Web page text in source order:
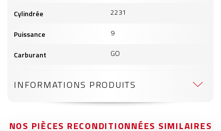
Cylindrée 2231
Puissance 9
Carburant GO
INFORMATIONS PRODUITS
NOS PIÈCES RECONDITIONNÉES SIMILAIRES